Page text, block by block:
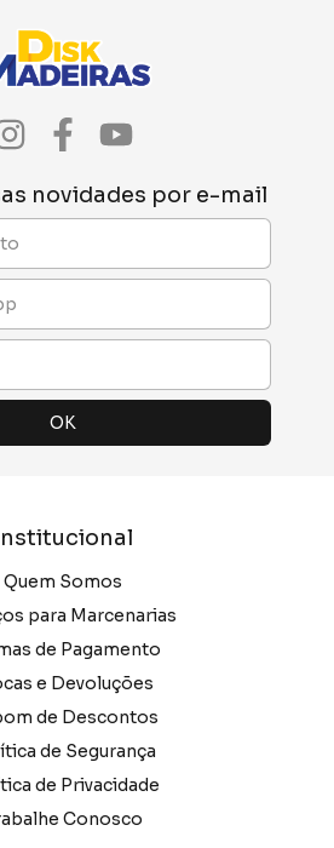
novidades por e-mail
Quem Somos
para Marcenarias
de Pagamento
e Devoluções
de Descontos
de Segurança
de Privacidade
Conosco